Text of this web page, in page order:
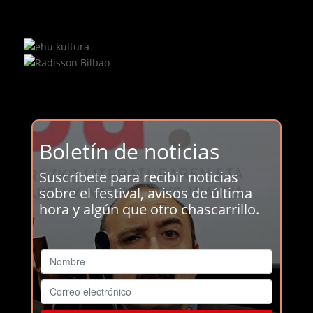
Boletín de noticias
Suscríbete para recibir noticias
sobre el festival, avisos de última
hora y algún que otro chascarrillo.